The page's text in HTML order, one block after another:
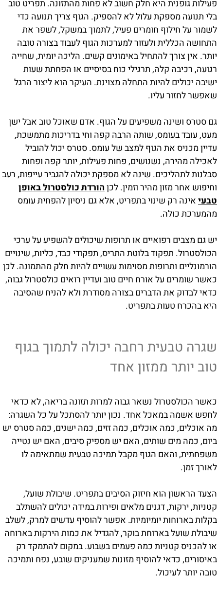
פעילות גופנית היא חלק חשוב לא פחות מהתזונה. תפריט טוב
בלי תנועה מספקת עלול לא להספיק. הגוף צריך תנועה כדי
לשמור על חילוף חומרים פעיל, לתמוך במשקל, לשפר את
התחושה הכללית ולעזור למערכות הגוף לעבוד בצורה טובה
יותר. אין צורך להתחיל באימונים קשים. הליכה יומית, שחייה
רגועה, רכיבה קלה, תרגילי כוח בסיסיים או הפחתת שעות
ישיבה יכולים להיות התחלה מצוינת. העיקר הוא ליצור הרגל
שאפשר לחזור עליו.
גם סטרס ושינה משפיעים על הגוף. אדם שאוכל טוב אבל ישן
מעט, עובד בעומס, שותה הרבה קפה וחי בדריכות מתמשכת,
עדיין מכניס את הגוף למצב של עומס. סטרס יכול להוביל
לאכילה מהירה, נשנושים, פחות פעילות, יותר קפה ופחות
סבלנות לתהליכים. שינה לא מספקת יכולה להגביר עייפות, רעב
וחיפוש אחר מזון מהיר וזמין. לכןהורדת כולסטרול באופן
טבעיאינה רק שינוי בתפריט, אלא גם ניסיון להפחית עומס
מהמערכת כולה.
יש גם מצבים רפואיים או תרופות שיכולים להשפיע על ערכי
הכולסטרול. תפקוד בלוטת התריס, תפקודי כבד, כליות, שינויים
הורמונליים ותרופות מסוימות עשויים להיות חלק מהתמונה. לכן
כאשר שומרים על אורח חיים טוב ועדיין רואים כולסטרול גבוה,
כדאי לבדוק את הדברים בצורה מסודרת ולא להניח שהסיבה
היא בהכרח טעות בתפריט.
שגרה טבעית רחבה יכולה לתמוך בגוף
טוב יותר ממזון אחד
כאשר הכולסטרול נשאר גבוה למרות תזונה בריאה, לא כדאי
לחפש אשמה במאכל אחד. נכון יותר להסתכל על כל השגרה:
מה אוכלים, כמה אוכלים, כמה זזים, כמה ישנים, כמה סטרס יש
ביום, כמה מים שותים, האם יש מספיק סיבים, האם יש נטייה
משפחתית, והאם הגוף מקבל תמיכה טבעית שמתאימה לו
לאורך זמן.
הצעד הראשון הוא חיזוק הסיבים בתפריט. שיבולת שועל,
קטניות, ירקות, דגנים מלאים ופירות במידה יכולים להשתלב
בקלות בארוחות יומיומיות. אפשר להוסיף עדשים למרק, לשלב
שיבולת שועל בארוחת בוקר, להגדיל את כמות הירקות בארוחה
או להכניס קטניות כמה פעמים בשבוע. במקום להתמקד רק
באיסורים, כדאי להוסיף מזונות שמעניקים שובע, נפח ותמיכה
טובה יותר לעיכול.